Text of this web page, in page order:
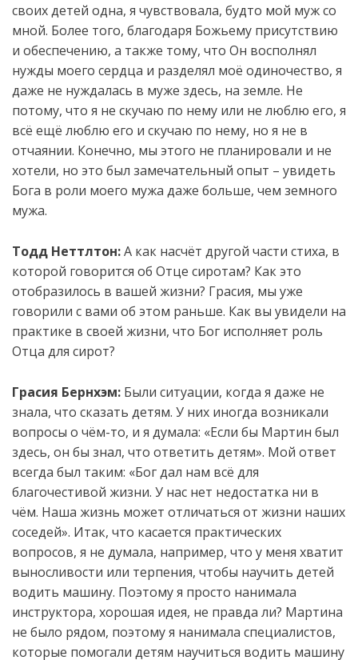
своих детей одна, я чувствовала, будто мой муж со
мной. Более того, благодаря Божьему присутствию
и обеспечению, а также тому, что Он восполнял
нужды моего сердца и разделял моё одиночество, я
даже не нуждалась в муже здесь, на земле. Не
потому, что я не скучаю по нему или не люблю его, я
всё ещё люблю его и скучаю по нему, но я не в
отчаянии. Конечно, мы этого не планировали и не
хотели, но это был замечательный опыт – увидеть
Бога в роли моего мужа даже больше, чем земного
мужа.
Тодд Неттлтон:А как насчёт другой части стиха, в
которой говорится об Отце сиротам? Как это
отобразилось в вашей жизни? Грасия, мы уже
говорили с вами об этом раньше. Как вы увидели на
практике в своей жизни, что Бог исполняет роль
Отца для сирот?
Грасия Бернхэм: Были ситуации, когда я даже не
знала, что сказать детям. У них иногда возникали
вопросы о чём-то, и я думала: «Если бы Мартин был
здесь, он бы знал, что ответить детям». Мой ответ
всегда был таким: «Бог дал нам всё для
благочестивой жизни. У нас нет недостатка ни в
чём. Наша жизнь может отличаться от жизни наших
соседей». Итак, что касается практических
вопросов, я не думала, например, что у меня хватит
выносливости или терпения, чтобы научить детей
водить машину. Поэтому я просто нанимала
инструктора, хорошая идея, не правда ли? Мартина
не было рядом, поэтому я нанимала специалистов,
которые помогали детям научиться водить машину